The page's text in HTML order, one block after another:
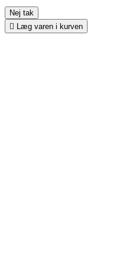
Nej tak
 Læg varen i kurven